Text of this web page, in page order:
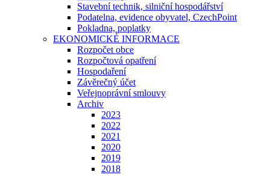
Stavební technik, silniční hospodářství
Podatelna, evidence obyvatel, CzechPoint
Pokladna, poplatky
EKONOMICKÉ INFORMACE
Rozpočet obce
Rozpočtová opatření
Hospodaření
Závěrečný účet
Veřejnoprávní smlouvy
Archiv
2023
2022
2021
2020
2019
2018